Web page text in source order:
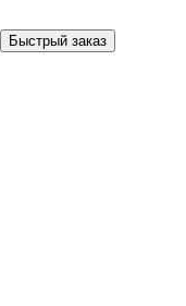
Быстрый заказ